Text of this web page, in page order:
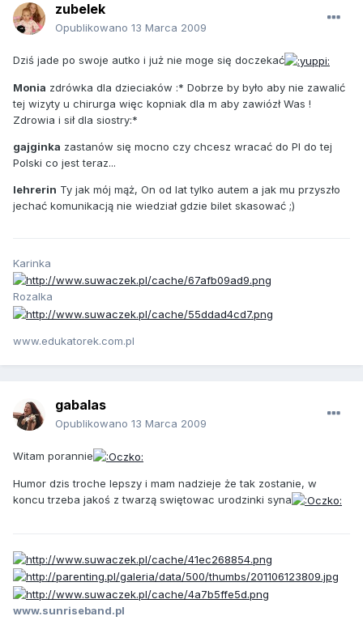
zubelek
Opublikowano 13 Marca 2009
Dziś jade po swoje autko i już nie moge się doczekać
Monia zdrówka dla dzieciaków :* Dobrze by było aby nie zawalić
tej wizyty u chirurga więc kopniak dla m aby zawiózł Was !
Zdrowia i sił dla siostry:*
gajginka zastanów się mocno czy chcesz wracać do Pl do tej
Polski co jest teraz...
lehrerin Ty jak mój mąż, On od lat tylko autem a jak mu przyszło
jechać komunikacją nie wiedział gdzie bilet skasować ;)
Karinka
Rozalka
www.edukatorek.com.pl
gabalas
Opublikowano 13 Marca 2009
Witam porannie
Humor dzis troche lepszy i mam nadzieje że tak zostanie, w
koncu trzeba jakoś z twarzą swiętowac urodzinki syna
www.sunriseband.pl